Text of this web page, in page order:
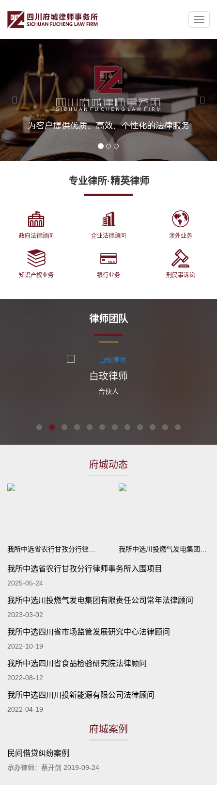
Previous
专业律所·精英律师
政府法律顾问 企业法律顾问 涉外业务
知识产权业务 银行业务 刑民事诉讼
律师团队
白玫律师
合伙人
府城动态
我所中选省农行甘孜分行律师事务所入围项目
2025-05-24
我所中选川投燃气发电集团有限责任公司常年法律顾问
2023-03-02
我所中选四川省市场监管发展研究中心法律顾问
2022-10-19
我所中选四川省食品检验研究院法律顾问
2022-08-12
我所中选四川川投新能源有限公司法律顾问
2022-04-19
府城案例
民间借贷纠纷案例
承办律师：蔡开剑 2019-09-24